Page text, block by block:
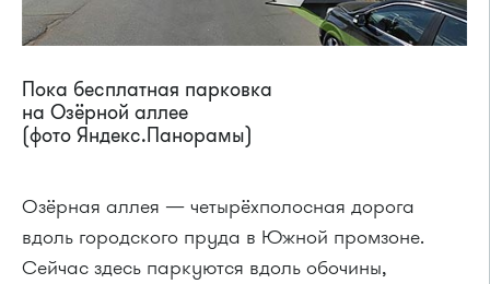
Пока бесплатная парковка
на Озёрной аллее
(фото Яндекс.Панорамы)
Озёрная аллея — четырёхполосная дорога
вдоль городского пруда в Южной промзоне.
Сейчас здесь паркуются вдоль обочины,